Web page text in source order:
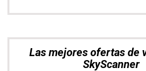
Las mejores ofertas de
SkyScanner